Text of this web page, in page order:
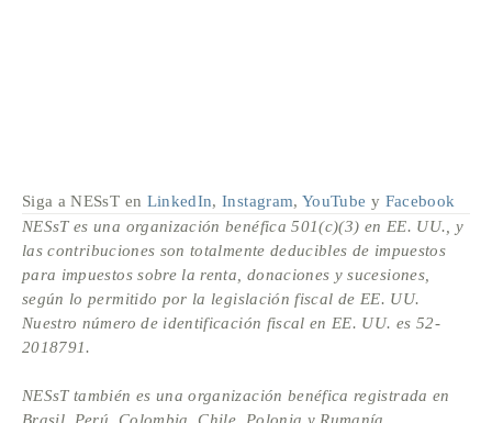
Siga a NESsT en LinkedIn, Instagram, YouTube y Facebook
NESsT es una organización benéfica 501(c)(3) en EE. UU., y
las contribuciones son totalmente deducibles de impuestos
para impuestos sobre la renta, donaciones y sucesiones,
según lo permitido por la legislación fiscal de EE. UU.
Nuestro número de identificación fiscal en EE. UU. es 52-
2018791.
NESsT también es una organización benéfica registrada en